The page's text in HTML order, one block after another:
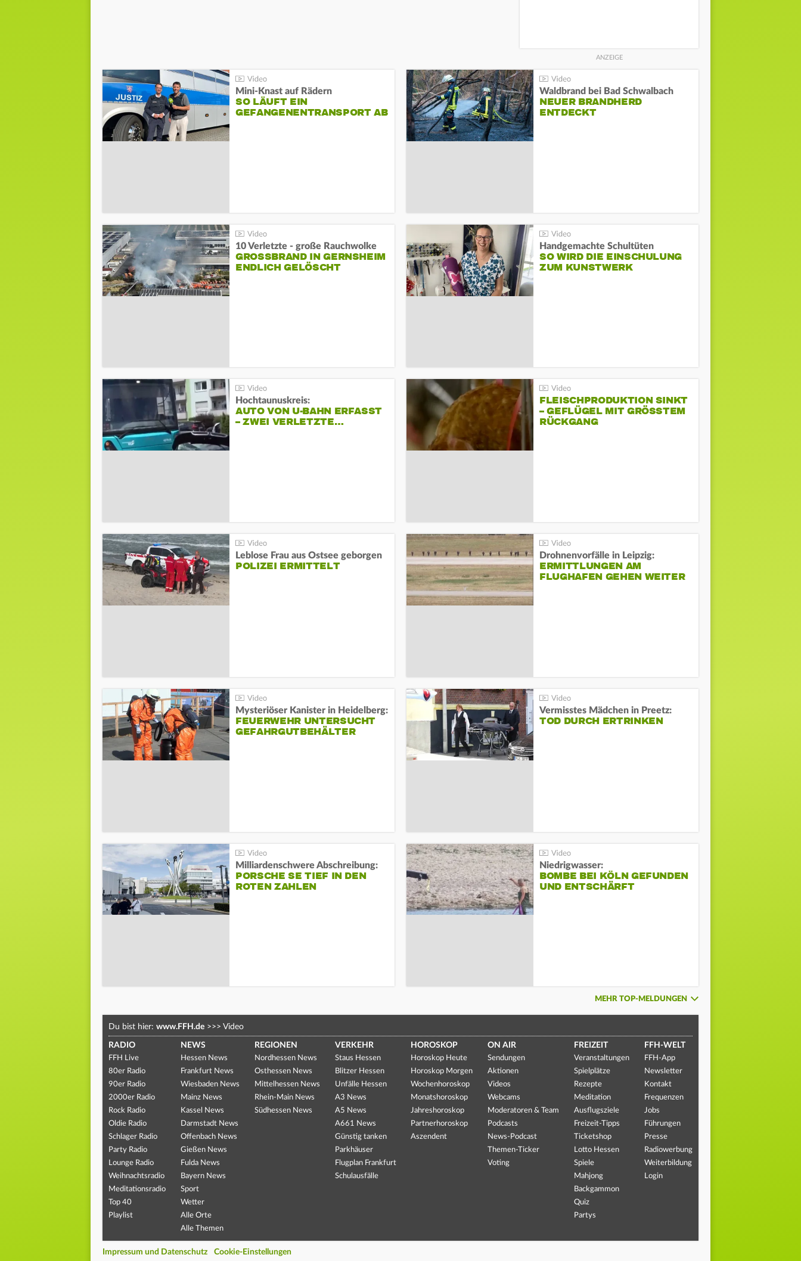
Mini-Knast auf Rädern
SO LÄUFT EIN
GEFANGENENTRANSPORT AB
Waldbrand bei Bad Schwalbach
NEUER BRANDHERD
ENTDECKT
10 Verletzte - große Rauchwolke
GROSSBRAND IN GERNSHEIM E
NDLICH GELÖSCHT
Handgemachte Schultüten
SO WIRD DIE EINSCHULUNG
ZUM KUNSTWERK
Hochtaunuskreis:
AUTO VON U-BAHN ERFASST
– ZWEI VERLETZTE…
FLEISCHPRODUKTION SINKT
– GEFLÜGEL MIT GRÖSSTEM R
ÜCKGANG
Leblose Frau aus Ostsee geborgen
POLIZEI ERMITTELT
Drohnenvorfälle in Leipzig:
ERMITTLUNGEN AM
FLUGHAFEN GEHEN WEITER
Mysteriöser Kanister in Heidelberg:
FEUERWEHR UNTERSUCHT
GEFAHRGUTBEHÄLTER
Vermisstes Mädchen in Preetz:
TOD DURCH ERTRINKEN
Milliardenschwere Abschreibung:
PORSCHE SE TIEF IN DEN
ROTEN ZAHLEN
Niedrigwasser:
BOMBE BEI KÖLN GEFUNDEN
UND ENTSCHÄRFT
MEHR TOP-MELDUNGEN
Du bist hier: www.FFH.de >>> Video
RADIO
FFH Live
80er Radio
90er Radio
2000er Radio
Rock Radio
Oldie Radio
Schlager Radio
Party Radio
Lounge Radio
Weihnachtsradio
Meditationsradio
Top 40
Playlist
NEWS
Hessen News
Frankfurt News
Wiesbaden News
Mainz News
Kassel News
Darmstadt News
Offenbach News
Gießen News
Fulda News
Bayern News
Sport
Wetter
Alle Orte
Alle Themen
REGIONEN
Nordhessen News
Osthessen News
Mittelhessen News
Rhein-Main News
Südhessen News
VERKEHR
Staus Hessen
Blitzer Hessen
Unfälle Hessen
A3 News
A5 News
A661 News
Günstig tanken
Parkhäuser
Flugplan Frankfurt
Schulausfälle
HOROSKOP
Horoskop Heute
Horoskop Morgen
Wochenhoroskop
Monatshoroskop
Jahreshoroskop
Partnerhoroskop
Aszendent
ON AIR
Sendungen
Aktionen
Videos
Webcams
Moderatoren & Team
Podcasts
News-Podcast
Themen-Ticker
Voting
FREIZEIT
Veranstaltungen
Spielplätze
Rezepte
Meditation
Ausflugsziele
Freizeit-Tipps
Ticketshop
Lotto Hessen
Spiele
Mahjong
Backgammon
Quiz
Partys
FFH-WELT
FFH-App
Newsletter
Kontakt
Frequenzen
Jobs
Führungen
Presse
Radiowerbung
Weiterbildung
Login
Impressum und Datenschutz Cookie-Einstellungen